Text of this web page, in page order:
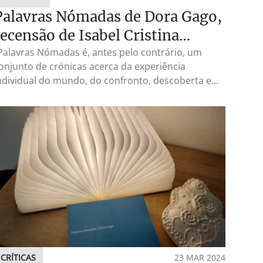
Nómadas de Dora Gago,
de Isabel Cristina
(Univ. do Minho),
na revista académica
Nómadas é, antes pelo contrário, um
de crónicas acerca da experiência
do mundo, do confronto, descoberta e
e geografias que percorreu, a crónica da
experiência subjetiva da estranheza do mundo. E se
a autora de Palavras Nómadas tem mundo!"
CRÍTICAS 23 MAR 2024